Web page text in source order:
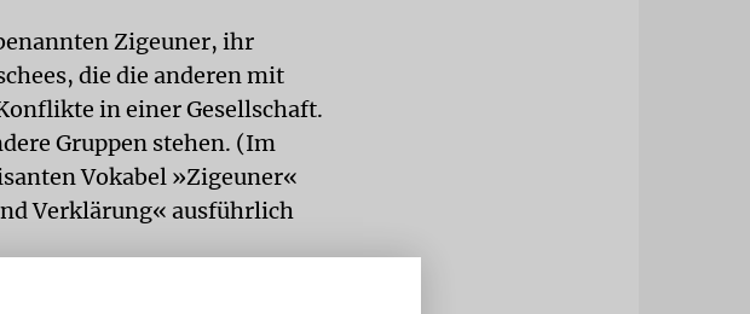
Zigeuner, ihr
die die anderen mit
in einer Gesellschaft.
Gruppen stehen. (Im
Vokabel »Zigeuner«
Verklärung« ausführlich